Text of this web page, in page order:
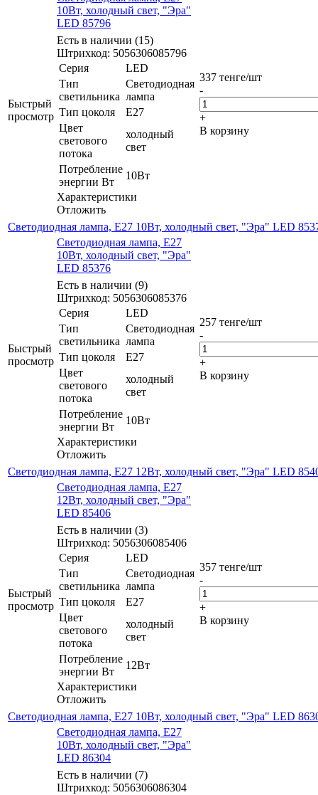
Быстрый
просмотр
10Вт, холодный свет, "Эра"
LED 85796
Есть в наличии (15)
Штрихкод: 5056306085796
Серия
LED
Тип
светильника
Светодиодная
лампа
Тип цоколя
E27
Цвет
светового
потока
холодный
свет
Потребление
энергии Вт
10Вт
Характеристики
Отложить
337 тенге/шт
-
+
В корзину
Светодиодная лампа, E27 10Вт, холодный свет, "Эра" LED
Быстрый
просмотр
Светодиодная лампа, E27
10Вт, холодный свет, "Эра"
LED 85376
Есть в наличии (9)
Штрихкод: 5056306085376
Серия
LED
Тип
светильника
Светодиодная
лампа
Тип цоколя
E27
Цвет
светового
потока
холодный
свет
Потребление
энергии Вт
10Вт
Характеристики
Отложить
257 тенге/шт
-
+
В корзину
Светодиодная лампа, E27 12Вт, холодный свет, "Эра" LED
Быстрый
просмотр
Светодиодная лампа, E27
12Вт, холодный свет, "Эра"
LED 85406
Есть в наличии (3)
Штрихкод: 5056306085406
Серия
LED
Тип
светильника
Светодиодная
лампа
Тип цоколя
E27
Цвет
светового
потока
холодный
свет
Потребление
энергии Вт
12Вт
Характеристики
Отложить
357 тенге/шт
-
+
В корзину
Светодиодная лампа, E27 10Вт, холодный свет, "Эра" LED
Светодиодная лампа, E27
10Вт, холодный свет, "Эра"
LED 86304
Есть в наличии (7)
Штрихкод: 5056306086304